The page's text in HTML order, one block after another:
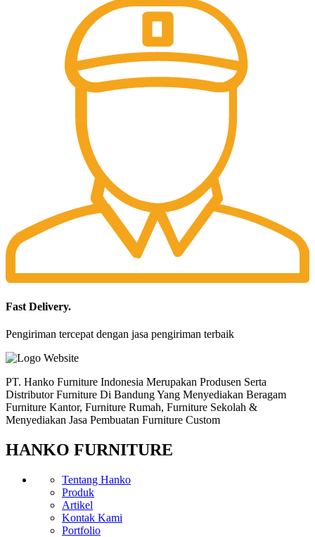
Fast Delivery.
Pengiriman tercepat dengan jasa pengiriman terbaik
PT. Hanko Furniture Indonesia Merupakan Produsen Serta
Distributor Furniture Di Bandung Yang Menyediakan Beragam
Furniture Kantor, Furniture Rumah, Furniture Sekolah &
Menyediakan Jasa Pembuatan Furniture Custom
HANKO FURNITURE
Tentang Hanko
Produk
Artikel
Kontak Kami
Portfolio